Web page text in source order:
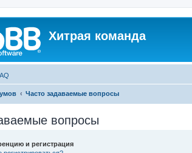
Хитрая команда
Часто задаваемые вопросы
вопросы
и регистрация